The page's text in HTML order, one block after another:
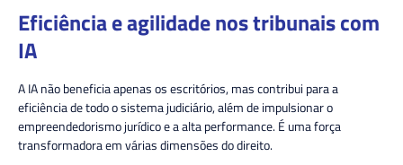
Eficiência e agilidade nos tribunais com
IA
A IA não beneficia apenas os escritórios, mascontribui para a
eficiência de todo o sistema judiciário, além de impulsionar o
empreendedorismo jurídico e a alta performance. É uma força
transformadora em várias dimensões do direito.